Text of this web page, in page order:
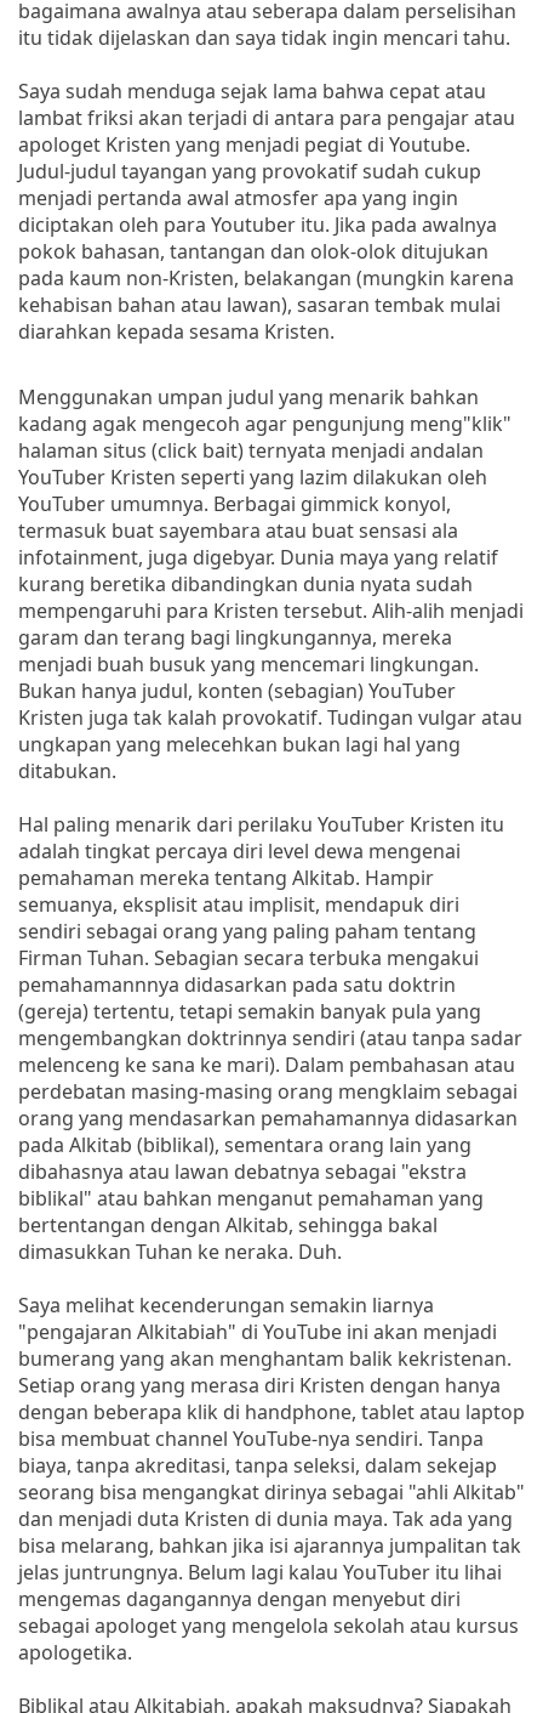
bagaimana awalnya atau seberapa dalam perselisihan
itu tidak dijelaskan dan saya tidak ingin mencari tahu.
Saya sudah menduga sejak lama bahwa cepat atau
lambat friksi akan terjadi di antara para pengajar atau
apologet Kristen yang menjadi pegiat di Youtube.
Judul-judul tayangan yang provokatif sudah cukup
menjadi pertanda awal atmosfer apa yang ingin
diciptakan oleh para Youtuber itu. Jika pada awalnya
pokok bahasan, tantangan dan olok-olok ditujukan
pada kaum non-Kristen, belakangan (mungkin karena
kehabisan bahan atau lawan), sasaran tembak mulai
diarahkan kepada sesama Kristen.
Menggunakan umpan judul yang menarik bahkan
kadang agak mengecoh agar pengunjung meng"klik"
halaman situs (click bait) ternyata menjadi andalan
YouTuber Kristen seperti yang lazim dilakukan oleh
YouTuber umumnya. Berbagai gimmick konyol,
termasuk buat sayembara atau buat sensasi ala
infotainment, juga digebyar. Dunia maya yang relatif
kurang beretika dibandingkan dunia nyata sudah
mempengaruhi para Kristen tersebut. Alih-alih menjadi
garam dan terang bagi lingkungannya, mereka
menjadi buah busuk yang mencemari lingkungan.
Bukan hanya judul, konten (sebagian) YouTuber
Kristen juga tak kalah provokatif. Tudingan vulgar atau
ungkapan yang melecehkan bukan lagi hal yang
ditabukan.
Hal paling menarik dari perilaku YouTuber Kristen itu
adalah tingkat percaya diri level dewa mengenai
pemahaman mereka tentang Alkitab. Hampir
semuanya, eksplisit atau implisit, mendapuk diri
sendiri sebagai orang yang paling paham tentang
Firman Tuhan. Sebagian secara terbuka mengakui
pemahamannnya didasarkan pada satu doktrin
(gereja) tertentu, tetapi semakin banyak pula yang
mengembangkan doktrinnya sendiri (atau tanpa sadar
melenceng ke sana ke mari). Dalam pembahasan atau
perdebatan masing-masing orang mengklaim sebagai
orang yang mendasarkan pemahamannya didasarkan
pada Alkitab (biblikal), sementara orang lain yang
dibahasnya atau lawan debatnya sebagai "ekstra
biblikal" atau bahkan menganut pemahaman yang
bertentangan dengan Alkitab, sehingga bakal
dimasukkan Tuhan ke neraka. Duh.
Saya melihat kecenderungan semakin liarnya
"pengajaran Alkitabiah" di YouTube ini akan menjadi
bumerang yang akan menghantam balik kekristenan.
Setiap orang yang merasa diri Kristen dengan hanya
dengan beberapa klik di handphone, tablet atau laptop
bisa membuat channel YouTube-nya sendiri. Tanpa
biaya, tanpa akreditasi, tanpa seleksi, dalam sekejap
seorang bisa mengangkat dirinya sebagai "ahli Alkitab"
dan menjadi duta Kristen di dunia maya. Tak ada yang
bisa melarang, bahkan jika isi ajarannya jumpalitan tak
jelas juntrungnya. Belum lagi kalau YouTuber itu lihai
mengemas dagangannya dengan menyebut diri
sebagai apologet yang mengelola sekolah atau kursus
apologetika.
Biblikal atau Alkitabiah, apakah maksudnya? Siapakah